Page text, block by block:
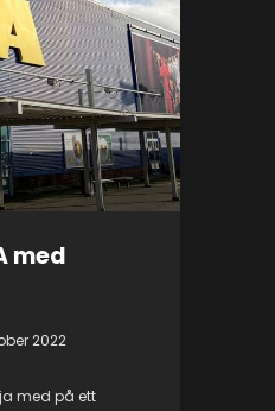
med
2022
med på ett